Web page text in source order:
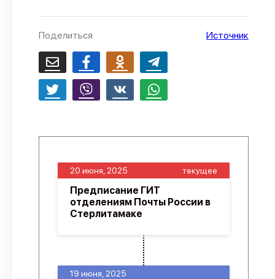
Политика конфиденциальности
Поделиться Источник
19 июня, 2025
20 июня, 2025 текущее
Предписание ГИТ
отделениям Почты России в
Стерлитамаке